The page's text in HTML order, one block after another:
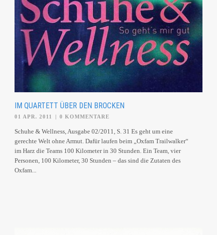
IM QUARTETT ÜBER DEN BROCKEN
01 APR. 2011 | 0 KOMMENTARE
Schuhe & Wellness, Ausgabe 02/2011, S. 31 Es geht um eine
gerechte Welt ohne Armut. Dafür laufen beim „Oxfam Trailwalker“
im Harz die Teams 100 Kilometer in 30 Stunden. Ein Team, vier
Personen, 100 Kilometer, 30 Stunden – das sind die Zutaten des
Oxfam...